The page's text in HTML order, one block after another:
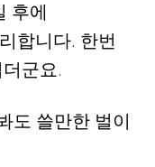
후에
합니다. 한번
군요.
도 쓸만한 벌이